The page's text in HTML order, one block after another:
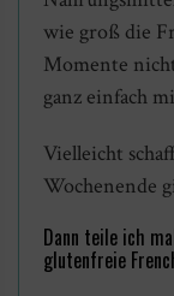
wie groß die
Momente
ganz einfach
Vielleicht
Wochenende
Dann teile ich
glutenfreie